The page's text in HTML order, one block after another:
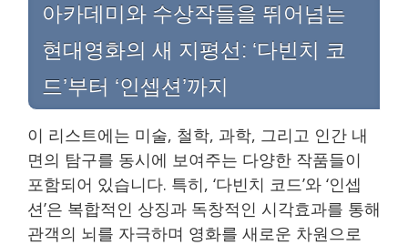
아카데미와 수상작들을 뛰어넘는
현대영화의 새 지평선: ‘다빈치 코
드’부터 ‘인셉션’까지
이 리스트에는 미술, 철학, 과학, 그리고 인간 내
면의 탐구를 동시에 보여주는 다양한 작품들이
포함되어 있습니다. 특히, ‘다빈치 코드’와 ‘인셉
션’은 복합적인 상징과 독창적인 시각효과를 통해
관객의 뇌를 자극하며 영화를 새로운 차원으로